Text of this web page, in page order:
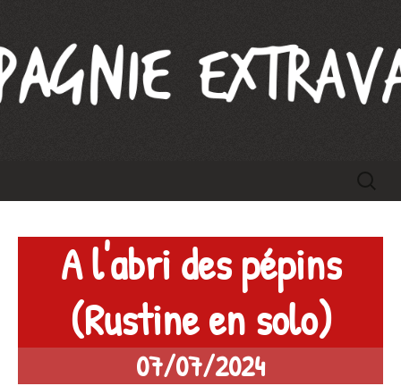
Compagnie Extravague
A l'abri des pépins
(Rustine en solo)
07/07/2024